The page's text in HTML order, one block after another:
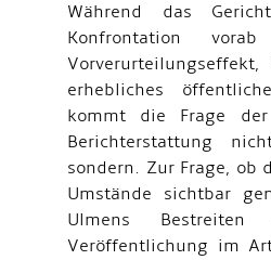
Während das
Konfrontation
erhebliches
kommt die Frage
Berichterstattung
sondern. Zur Frage, ob
Umstände sichtbar
Ulmens
Veröffentlichung im